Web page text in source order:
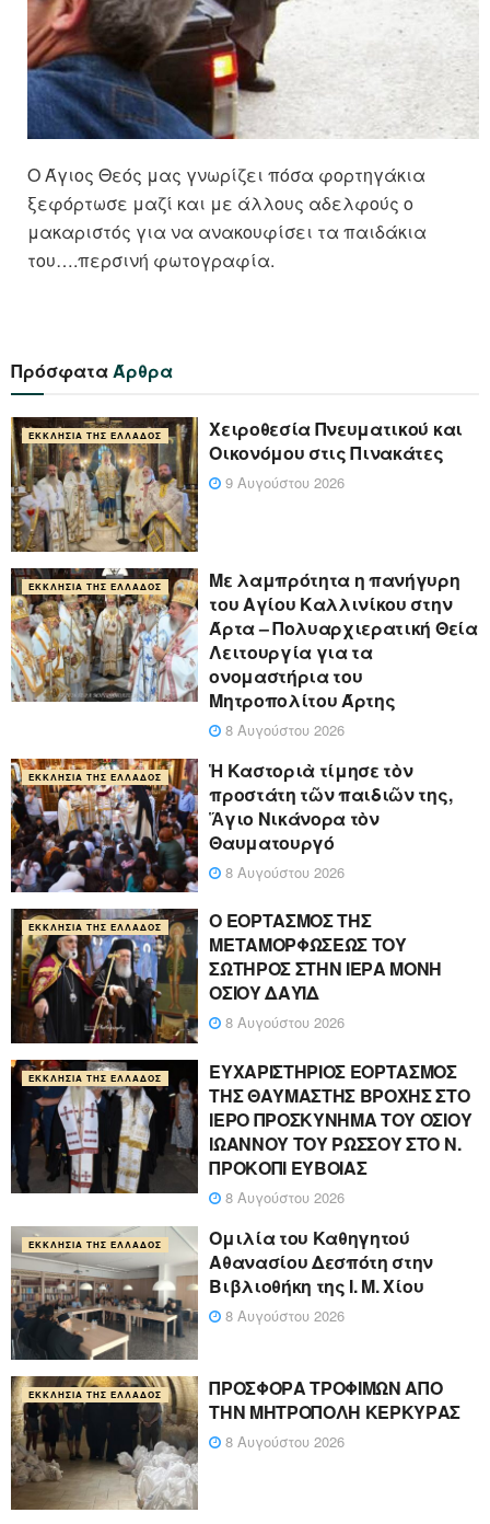
Ο Άγιος Θεός μας γνωρίζει πόσα φορτηγάκια
ξεφόρτωσε μαζί και με άλλους αδελφούς ο
μακαριστός για να ανακουφίσει τα παιδάκια
του….περσινή φωτογραφία.
ΠρόσφαταΆρθρα
ΕΚΚΛΗΣΊΑ ΤΗΣ ΕΛΛΆΔΟΣ
Χειροθεσία Πνευματικού και
Οικονόμου στις Πινακάτες
9 Αυγούστου 2026
ΕΚΚΛΗΣΊΑ ΤΗΣ ΕΛΛΆΔΟΣ
Με λαμπρότητα η πανήγυρη
του Αγίου Καλλινίκου στην
Άρτα – Πολυαρχιερατική Θεία
Λειτουργία για τα
ονομαστήρια του
Μητροπολίτου Άρτης
8 Αυγούστου 2026
ΕΚΚΛΗΣΊΑ ΤΗΣ ΕΛΛΆΔΟΣ
Ἡ Καστοριὰ τίμησε τὸν
προστάτη τῶν παιδιῶν της,
Ἅγιο Νικάνορα τὸν
Θαυματουργό
8 Αυγούστου 2026
ΕΚΚΛΗΣΊΑ ΤΗΣ ΕΛΛΆΔΟΣ
Ο ΕΟΡΤΑΣΜΟΣ ΤΗΣ
ΜΕΤΑΜΟΡΦΩΣΕΩΣ ΤΟΥ
ΣΩΤΗΡΟΣ ΣΤΗΝ ΙΕΡΑ ΜΟΝΗ
ΟΣΙΟΥ ΔΑΥΪΔ
8 Αυγούστου 2026
ΕΚΚΛΗΣΊΑ ΤΗΣ ΕΛΛΆΔΟΣ
ΕΥΧΑΡΙΣΤΗΡΙΟΣ ΕΟΡΤΑΣΜΟΣ
ΤΗΣ ΘΑΥΜΑΣΤΗΣ ΒΡΟΧΗΣ ΣΤΟ
ΙΕΡΟ ΠΡΟΣΚΥΝΗΜΑ ΤΟΥ ΟΣΙΟΥ
ΙΩΑΝΝΟΥ ΤΟΥ ΡΩΣΣΟΥ ΣΤΟ Ν.
ΠΡΟΚΟΠΙ ΕΥΒΟΙΑΣ
8 Αυγούστου 2026
ΕΚΚΛΗΣΊΑ ΤΗΣ ΕΛΛΆΔΟΣ
Ομιλία του Καθηγητού
Αθανασίου Δεσπότη στην
Βιβλιοθήκη της Ι. Μ. Χίου
8 Αυγούστου 2026
ΕΚΚΛΗΣΊΑ ΤΗΣ ΕΛΛΆΔΟΣ
ΠΡΟΣΦΟΡΑ ΤΡΟΦΙΜΩΝ ΑΠΟ
ΤΗΝ ΜΗΤΡΟΠΟΛΗ ΚΕΡΚΥΡΑΣ
8 Αυγούστου 2026